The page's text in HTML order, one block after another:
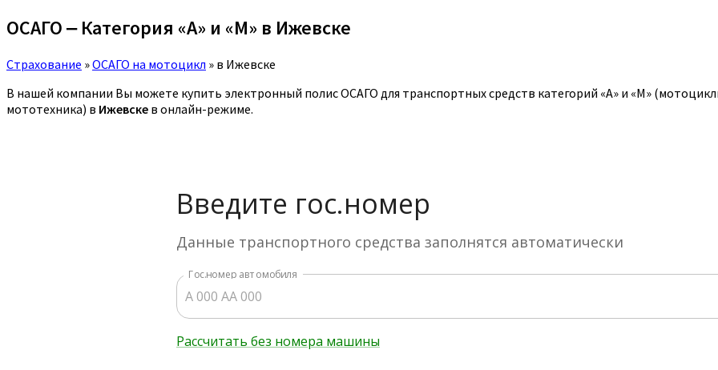
ОСАГО ‒ Категория «A» и «M» в Ижевске
Страхование »ОСАГО на мотоцикл » в Ижевске
В нашей компании Вы можете купить электронный полис ОСАГО для транспортных средств категорий «A» и «M»
мототехника) в Ижевске в онлайн-режиме.